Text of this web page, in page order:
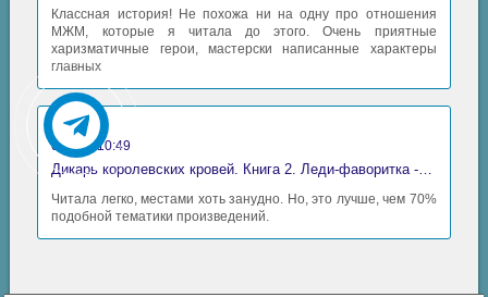
Классная история! Не похожа ни на одну про отношения
МЖМ, которые я читала до этого. Очень приятные
харизматичные герои, мастерски написанные характеры
главных
Аида
06 май 10:49
Читала легко, местами хоть занудно. Но, это лучше, чем 70%
подобной тематики произведений.